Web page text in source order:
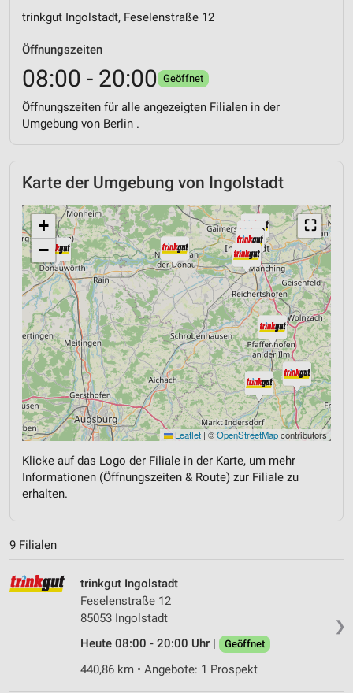
trinkgut Ingolstadt, Feselenstraße 12
Öffnungszeiten
08:00 - 20:00 Geöffnet
Öffnungszeiten für alle angezeigten Filialen in der
Umgebung von Berlin .
Karte der Umgebung von Ingolstadt
⛶
+
−
Leaflet | ©OpenStreetMapcontributors
Klicke auf das Logo der Filiale in der Karte, um mehr
Informationen (Öffnungszeiten & Route) zur Filiale zu
erhalten.
9 Filialen
❯
trinkgut Ingolstadt
Feselenstraße 12
85053 Ingolstadt
Heute 08:00 - 20:00 Uhr |
Geöffnet
440,86 km • Angebote: 1 Prospekt